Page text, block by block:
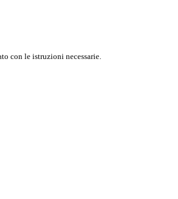
con le istruzioni necessarie.